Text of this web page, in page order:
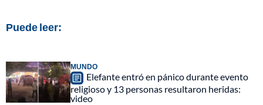
Puede leer:
MUNDO
Elefante entró en pánico durante evento
religioso y 13 personas resultaron heridas:
video